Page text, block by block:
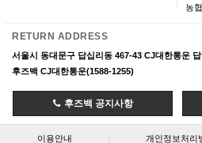
농
RETURN ADDRESS
서울시 동대문구 답십리동 467-43 CJ대한통운
후즈백 CJ대한통운(1588-1255)
후즈백 공지사항
이용안내 | 개인정보처리